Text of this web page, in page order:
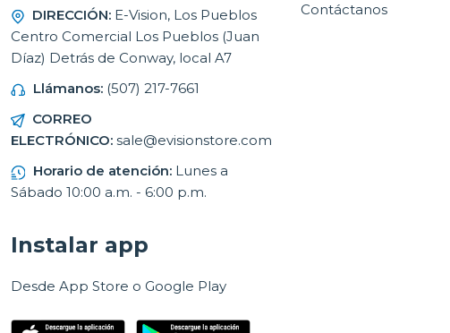
DIRECCIÓN: E-Vision, Los Pueblos
Centro Comercial Los Pueblos (Juan
Díaz) Detrás de Conway, local A7
Llámanos: (507) 217-7661
CORREO
ELECTRÓNICO: sale@evisionstore.com
Horario de atención: Lunes a
Sábado 10:00 a.m. - 6:00 p.m.
Contáctanos
Instalar app
Desde App Store o Google Play